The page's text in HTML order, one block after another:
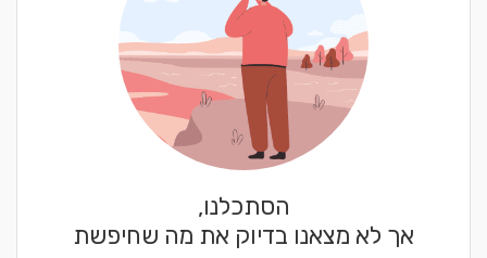
הסתכלנו,
אך לא מצאנו בדיוק את מה שחיפשת